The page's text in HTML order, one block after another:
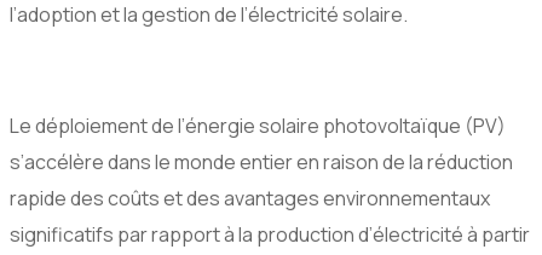
l’adoption et la gestion de l’électricité solaire.
Le déploiement de l’énergie solaire photovoltaïque (PV)
s’accélère dans le monde entier en raison de la réduction
rapide des coûts et des avantages environnementaux
significatifs par rapport à la production d’électricité à partir